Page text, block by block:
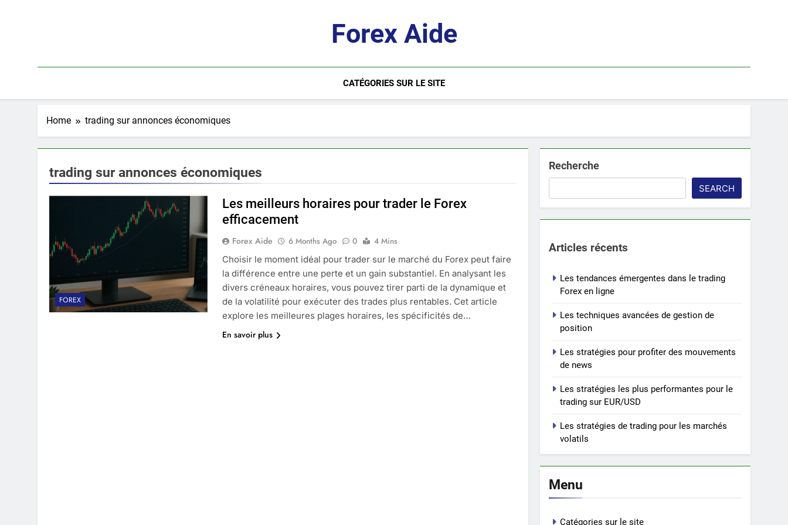
Forex Aide
CATÉGORIES SUR LE SITE
Home trading sur annonces économiques
trading sur annonces économiques
FOREX
Les meilleurs horaires pour trader le Forex
efficacement
Forex Aide 6 Months Ago 0
4 Mins
Choisir le moment idéal pour trader sur le marché du Forex peut faire
la différence entre une perte et un gain substantiel. En analysant les
divers créneaux horaires, vous pouvez tirer parti de la dynamique et
de la volatilité pour exécuter des trades plus rentables. Cet article
explore les meilleures plages horaires, les spécificités de…
En savoir plus
Recherche
SEARCH
Articles récents
Les tendances émergentes dans le trading
Forex en ligne
Les techniques avancées de gestion de
position
Les stratégies pour profiter des mouvements
de news
Les stratégies les plus performantes pour le
trading sur EUR/USD
Les stratégies de trading pour les marchés
volatils
Menu
Catégories sur le site